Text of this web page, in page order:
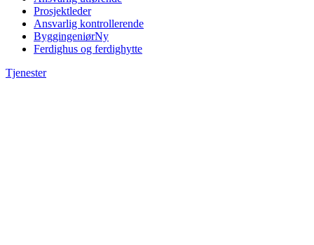
Prosjektleder
Ansvarlig kontrollerende
ByggingeniørNy
Ferdighus og ferdighytte
Tjenester